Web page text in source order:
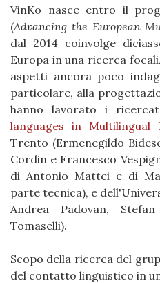
VinKo nasce entro il
(Advancing the European
dal 2014 coinvolge
Europa in una ricerca
aspetti ancora poco
particolare, alla
hanno lavorato i
languages in Multilingual
Trento (Ermenegildo
Cordin e Francesco
di Antonio Mattei e di
parte tecnica), e
Andrea Padovan,
Tomaselli).
Scopo della ricerca del
del contatto linguistico in